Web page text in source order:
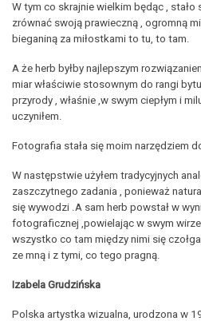
W tym co skrajnie wielkim będąc , stało
zrównać swoją prawieczną , ogromną
bieganiną za miłostkami to tu, to tam.
A że herb byłby najlepszym
miar właściwie stosownym do rangi
przyrody , właśnie ,w swym ciepłym i
uczyniłem.
Fotografia stała się moim narzędziem
W następstwie użyłem tradycyjnych
zaszczytnego zadania , ponieważ
się wywodzi .A sam herb powstał w
fotograficznej ,powielając w swym wirze
wszystko co tam między nimi się
ze mną i z tymi, co tego pragną.
Izabela Grudzińska
Polska artystka wizualna, urodzona w